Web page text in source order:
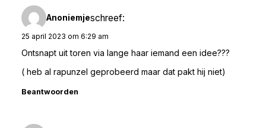
Anoniemjeschreef:
25 april 2023 om 6:29 am
Ontsnapt uit toren via lange haar iemand een idee???
( heb al rapunzel geprobeerd maar dat pakt hij niet)
Beantwoorden